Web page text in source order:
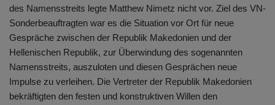
des Namensstreits legte Matthew Nimetz nicht vor. Ziel des VN-
Sonderbeauftragten war es die Situation vor Ort für neue
Gespräche zwischen der Republik Makedonien und der
Hellenischen Republik, zur Überwindung des sogenannten
Namensstreits, auszuloten und diesen Gesprächen neue
Impulse zu verleihen. Die Vertreter der Republik Makedonien
bekräftigten den festen und konstruktiven Willen den